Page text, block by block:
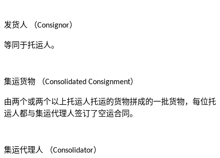
发货人 （Consignor）
等同于托运人。
集运货物 （Consolidated Consignment）
由两个或两个以上托运人托运的货物拼成的一批货物，每位托
运人都与集运代理人签订了空运合同。
集运代理人 （Consolidator）